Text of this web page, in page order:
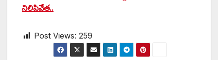
నిలిపివేత..
Post Views: 259